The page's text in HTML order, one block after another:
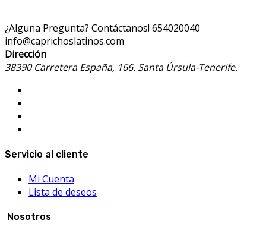
¿Alguna Pregunta? Contáctanos! 654020040
info@caprichoslatinos.com
Dirección
38390 Carretera España, 166. Santa Úrsula-Tenerife.
Servicio al cliente
Mi Cuenta
Lista de deseos
Nosotros